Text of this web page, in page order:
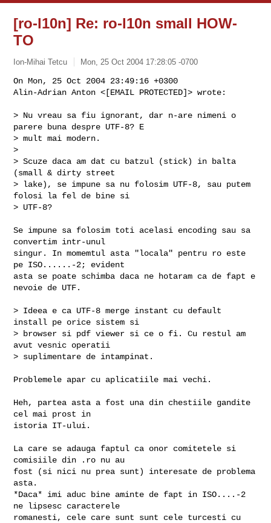
[ro-l10n] Re: ro-l10n small HOW-
TO
Ion-Mihai Tetcu Mon, 25 Oct 2004 17:28:05 -0700
On Mon, 25 Oct 2004 23:49:16 +0300
Alin-Adrian Anton <[EMAIL PROTECTED]> wrote:
> Nu vreau sa fiu ignorant, dar n-are nimeni o
parere buna despre UTF-8? E
> mult mai modern.
>
> Scuze daca am dat cu batzul (stick) in balta
(small & dirty street
> lake), se impune sa nu folosim UTF-8, sau putem
folosi la fel de bine si
> UTF-8?
Se impune sa folosim toti acelasi encoding sau sa
convertim intr-unul
singur. In momemtul asta "locala" pentru ro este
pe ISO......-2; evident
asta se poate schimba daca ne hotaram ca de fapt e
nevoie de UTF.
> Ideea e ca UTF-8 merge instant cu default
install pe orice sistem si
> browser si pdf viewer si ce o fi. Cu restul am
avut vesnic operatii
> suplimentare de intampinat.
Problemele apar cu aplicatiile mai vechi.
Heh, partea asta a fost una din chestiile gandite
cel mai prost in
istoria IT-ului.
La care se adauga faptul ca onor comitetele si
comisiile din .ro nu au
fost (si nici nu prea sunt) interesate de problema
asta.
*Daca* imi aduc bine aminte de fapt in ISO....-2
ne lipsesc caracterele
romanesti, cele care sunt sunt cele turcesti cu